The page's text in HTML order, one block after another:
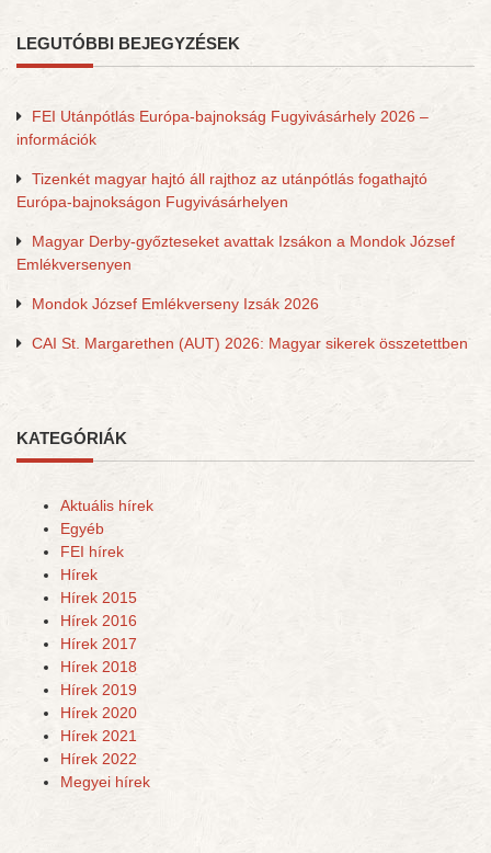
LEGUTÓBBI BEJEGYZÉSEK
FEI Utánpótlás Európa-bajnokság Fugyivásárhely 2026 –
információk
Tizenkét magyar hajtó áll rajthoz az utánpótlás fogathajtó
Európa-bajnokságon Fugyivásárhelyen
Magyar Derby-győzteseket avattak Izsákon a Mondok József
Emlékversenyen
Mondok József Emlékverseny Izsák 2026
CAI St. Margarethen (AUT) 2026: Magyar sikerek összetettben
KATEGÓRIÁK
Aktuális hírek
Egyéb
FEI hírek
Hírek
Hírek 2015
Hírek 2016
Hírek 2017
Hírek 2018
Hírek 2019
Hírek 2020
Hírek 2021
Hírek 2022
Megyei hírek